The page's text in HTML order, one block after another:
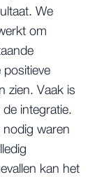
We
om
zien. Vaak is
integratie.
nodig waren
kan het